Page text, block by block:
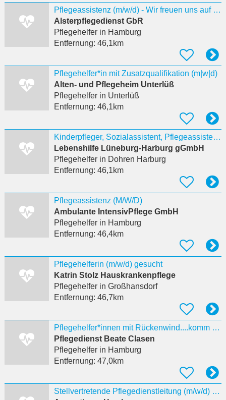
Pflegeassistenz (m/w/d) - Wir freuen uns auf Deine Unterstützung!
Alsterpflegedienst GbR
Pflegehelferin Hamburg
Entfernung: 46,1km
Pflegehelfer*in mit Zusatzqualifikation (m|w|d)
Alten- und Pflegeheim Unterlüß
Pflegehelferin Unterlüß
Entfernung: 46,1km
Kinderpfleger, Sozialassistent, Pflegeassistent, Altenpflegehelfe...
Lebenshilfe Lüneburg-Harburg gGmbH
Pflegehelferin Dohren Harburg
Entfernung: 46,1km
Pflegeassistenz (M/W/D)
Ambulante IntensivPflege GmbH
Pflegehelferin Hamburg
Entfernung: 46,4km
Pflegehelferin (m/w/d) gesucht
Katrin Stolz Hauskrankenpflege
Pflegehelferin Großhansdorf
Entfernung: 46,7km
Pflegehelfer*innen mit Rückenwind....komm ins Team!
Pflegedienst Beate Clasen
Pflegehelferin Hamburg
Entfernung: 47,0km
Stellvertretende Pflegedienstleitung (m/w/d) - ambulant